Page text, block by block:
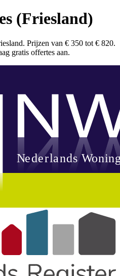
(Friesland)
Prijzen van € 350 tot € 820.
gratis offertes aan.